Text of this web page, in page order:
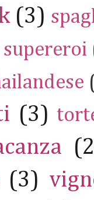
(3)
supereroi
(3)
(3)